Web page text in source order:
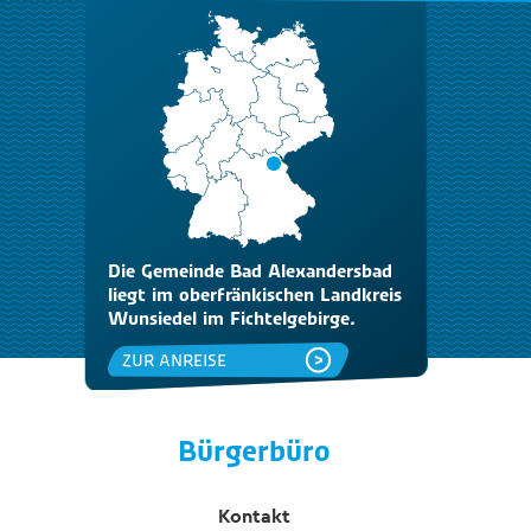
Die Gemeinde Bad Alexandersbad
liegt im oberfränkischen Landkreis
Wunsiedel im Fichtelgebirge.
ZUR ANREISE
Bürgerbüro
Kontakt